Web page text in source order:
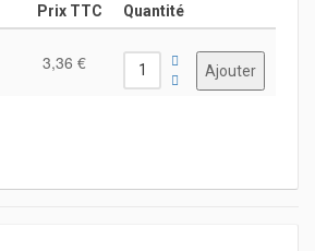
Prix TTC Quantité
3,36 €